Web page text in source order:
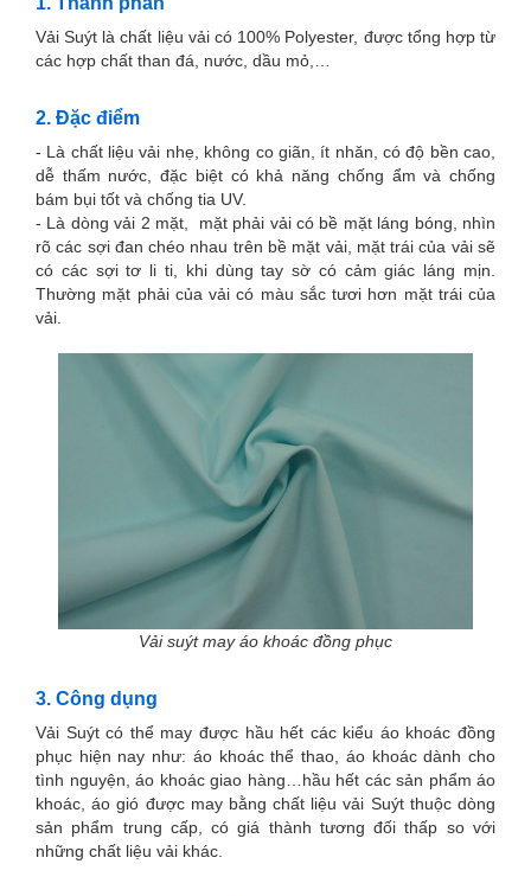
Vải Suýt là chất liệu vải có 100% Polyester, được tổng hợp từ
các hợp chất than đá, nước, dầu mỏ,…
2. Đặc điểm
- Là chất liệu vải nhẹ, không co giãn, ít nhăn, có độ bền cao,
dễ thấm nước, đặc biệt có khả năng chống ẩm và chống
bám bụi tốt và chống tia UV.
- Là dòng vải 2 mặt, mặt phải vải có bề mặt láng bóng, nhìn
rõ các sợi đan chéo nhau trên bề mặt vải, mặt trái của vải sẽ
có các sợi tơ li ti, khi dùng tay sờ có cảm giác láng mịn.
Thường mặt phải của vải có màu sắc tươi hơn mặt trái của
vải.
Vải suýt may áo khoác đồng phục
3. Công dụng
Vải Suýt có thể may được hầu hết các kiểu áo khoác đồng
phục hiện nay như: áo khoác thể thao, áo khoác dành cho
tình nguyện, áo khoác giao hàng…hầu hết các sản phẩm áo
khoác, áo gió được may bằng chất liệu vải Suýt thuộc dòng
sản phẩm trung cấp, có giá thành tương đối thấp so với
những chất liệu vải khác.